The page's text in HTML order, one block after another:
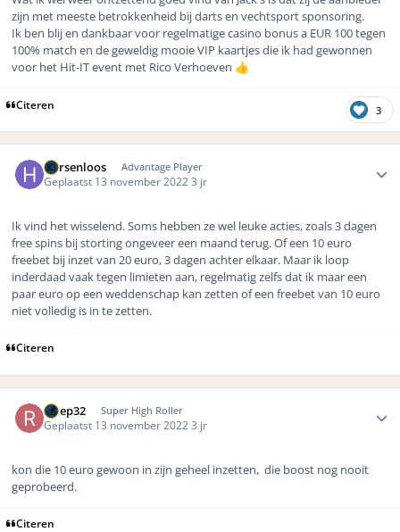
zijn met meeste betrokkenheid bij darts en vechtsport sponsoring.
Ik ben blij en dankbaar voor regelmatige casino bonus a EUR 100 tegen
100% match en de geweldig mooie VIP kaartjes die ik had gewonnen
voor het Hit-IT event met Rico Verhoeven 👍
Citeren 3
Hersenloos Advantage Player
Geplaatst 13 november 20223 jr
Ik vind het wisselend. Soms hebben ze wel leuke acties, zoals 3 dagen
free spins bij storting ongeveer een maand terug. Of een 10 euro
freebet bij inzet van 20 euro, 3 dagen achter elkaar. Maar ik loop
inderdaad vaak tegen limieten aan, regelmatig zelfs dat ik maar een
paar euro op een weddenschap kan zetten of een freebet van 10 euro
niet volledig is in te zetten.
Citeren
retep32 Super High Roller
Geplaatst 13 november 20223 jr
kon die 10 euro gewoon in zijn geheel inzetten, die boost nog nooit
geprobeerd.
Citeren